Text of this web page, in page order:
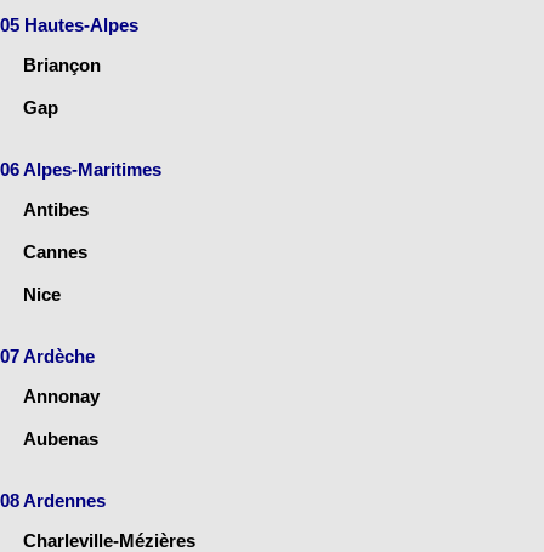
05 Hautes-Alpes
Briançon
Gap
06 Alpes-Maritimes
Antibes
Cannes
Nice
07 Ardèche
Annonay
Aubenas
08 Ardennes
Charleville-Mézières